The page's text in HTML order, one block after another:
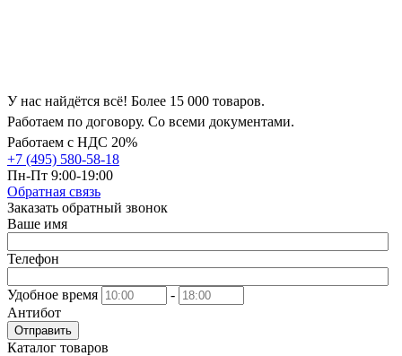
У нас найдётся всё! Более 15 000 товаров.
Работаем по договору. Со всеми документами.
Работаем с НДС 20%
+7 (495) 580-58-18
Пн-Пт 9:00-19:00
Обратная связь
Заказать обратный звонок
Ваше имя
Телефон
Удобное время
-
Антибот
Отправить
Каталог товаров